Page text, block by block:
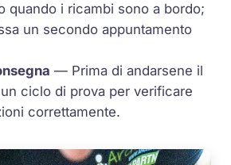
quando i ricambi sono a bordo;
un secondo appuntamento
— Prima di andarsene il
ciclo di prova per verificare
correttamente.